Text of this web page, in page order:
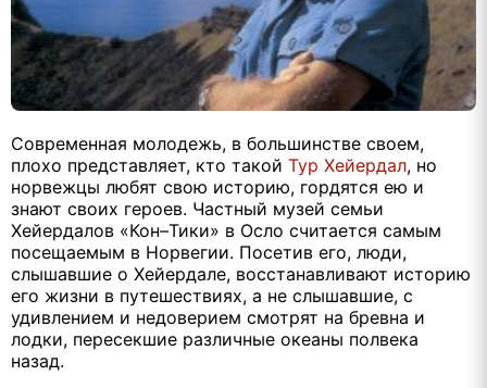
Современная молодежь, в большинстве своем,
плохо представляет, кто такой Тур Хейердал, но
норвежцы любят свою историю, гордятся ею и
знают своих героев. Частный музей семьи
Хейердалов «Кон–Тики» в Осло считается самым
посещаемым в Норвегии. Посетив его, люди,
слышавшие о Хейердале, восстанавливают историю
его жизни в путешествиях, а не слышавшие, с
удивлением и недоверием смотрят на бревна и
лодки, пересекшие различные океаны полвека
назад.